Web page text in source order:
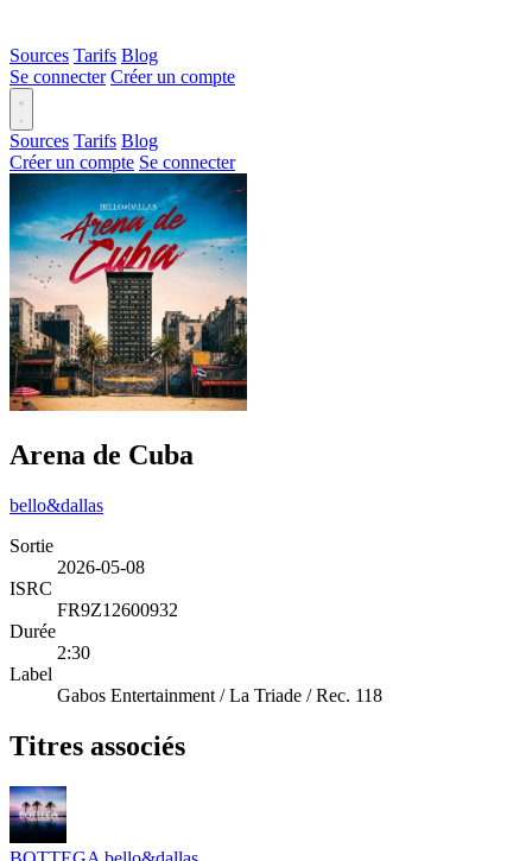
Sources Tarifs Blog
Se connecter Créer un compte
Sources Tarifs Blog
Créer un compte Se connecter
Arena de Cuba
bello&dallas
Sortie
2026-05-08
ISRC
FR9Z12600932
Durée
2:30
Label
Gabos Entertainment / La Triade / Rec. 118
Titres associés